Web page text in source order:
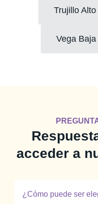
Trujillo Alto
Vega Baja
acceder a
¿Cómo puede ser